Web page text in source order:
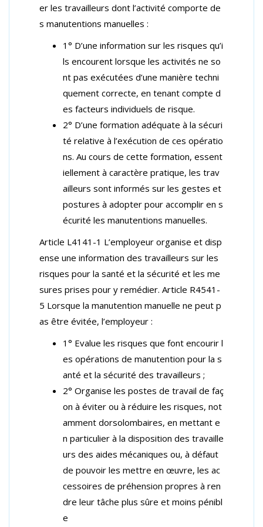
er les travailleurs dont l’activité comporte de
s manutentions manuelles :
1° D’une information sur les risques qu’i
ls encourent lorsque les activités ne so
nt pas exécutées d’une manière techni
quement correcte, en tenant compte d
es facteurs individuels de risque.
2° D’une formation adéquate à la sécuri
té relative à l’exécution de ces opératio
ns. Au cours de cette formation, essent
iellement à caractère pratique, les trav
ailleurs sont informés sur les gestes et
postures à adopter pour accomplir en s
écurité les manutentions manuelles.
Article L4141-1 L’employeur organise et disp
ense une information des travailleurs sur les
risques pour la santé et la sécurité et les me
sures prises pour y remédier. Article R4541-
5 Lorsque la manutention manuelle ne peut p
as être évitée, l’employeur :
1° Evalue les risques que font encourir l
es opérations de manutention pour la s
anté et la sécurité des travailleurs ;
2° Organise les postes de travail de faç
on à éviter ou à réduire les risques, not
amment dorsolombaires, en mettant e
n particulier à la disposition des travaille
urs des aides mécaniques ou, à défaut
de pouvoir les mettre en œuvre, les ac
cessoires de préhension propres à ren
dre leur tâche plus sûre et moins pénibl
e